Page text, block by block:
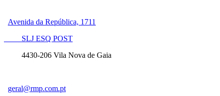
Avenida da República, 1711
SLJ ESQ POST
4430-206 Vila Nova de Gaia
geral@rmp.com.pt